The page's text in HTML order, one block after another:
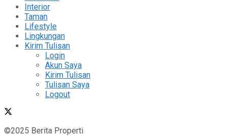
Interior
Taman
Lifestyle
Lingkungan
Kirim Tulisan
Login
Akun Saya
Kirim Tulisan
Tulisan Saya
Logout
©2025 Berita Properti